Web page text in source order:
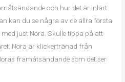
och hur det är inlärt
kan du se några av de allra första
just Nora. Skulle tippa på att
Nora är klickertränad från
framåtsändande som det ser